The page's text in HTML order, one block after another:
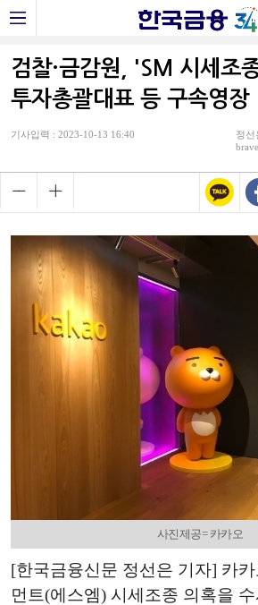
검찰·금감원, 'SM 시세조
투자총괄대표 등 구속영장
기사입력 : 2023-10-13 16:40
정선
사진제공= 카카오
[한국금융신문 정선은 기자] 카
먼트(에스엠) 시세조종 의혹을